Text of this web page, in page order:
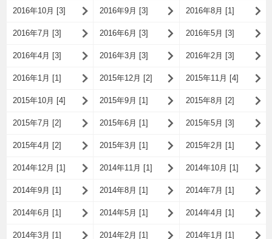
2016年10月 [3] 2016年9月 [3] 2016年8月 [1]
2016年7月 [3] 2016年6月 [3] 2016年5月 [3]
2016年4月 [3] 2016年3月 [3] 2016年2月 [3]
2016年1月 [1] 2015年12月 [2] 2015年11月 [4]
2015年10月 [4] 2015年9月 [1] 2015年8月 [2]
2015年7月 [2] 2015年6月 [1] 2015年5月 [3]
2015年4月 [2] 2015年3月 [1] 2015年2月 [1]
2014年12月 [1] 2014年11月 [1] 2014年10月 [1]
2014年9月 [1] 2014年8月 [1] 2014年7月 [1]
2014年6月 [1] 2014年5月 [1] 2014年4月 [1]
2014年3月 [1] 2014年2月 [1] 2014年1月 [1]